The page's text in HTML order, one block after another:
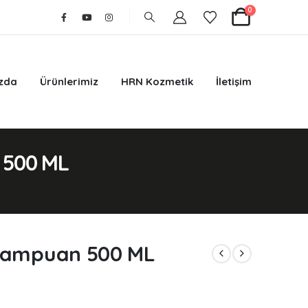
0
Ürünlerimiz HRN Kozmetik İletişim
ML
500 ML